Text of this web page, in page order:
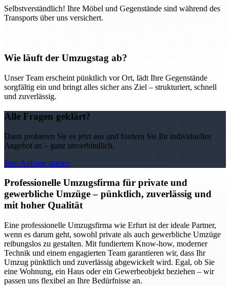
Selbstverständlich! Ihre Möbel und Gegenstände sind während des
Transports über uns versichert.
Wie läuft der Umzugstag ab?
Unser Team erscheint pünktlich vor Ort, lädt Ihre Gegenstände
sorgfältig ein und bringt alles sicher ans Ziel – strukturiert, schnell
und zuverlässig.
Alle Fragen geklärt?
Dann probieren Sie es jetzt aus und fordern Sie Ihr individuelles
Angebot an – ganz unverbindlich.
Jetzt Anfrage starten
Professionelle Umzugsfirma für private und
gewerbliche Umzüge – pünktlich, zuverlässig und
mit hoher Qualität
Eine professionelle Umzugsfirma wie Erfurt ist der ideale Partner,
wenn es darum geht, sowohl private als auch gewerbliche Umzüge
reibungslos zu gestalten. Mit fundiertem Know-how, moderner
Technik und einem engagierten Team garantieren wir, dass Ihr
Umzug pünktlich und zuverlässig abgewickelt wird. Egal, ob Sie
eine Wohnung, ein Haus oder ein Gewerbeobjekt beziehen – wir
passen uns flexibel an Ihre Bedürfnisse an.